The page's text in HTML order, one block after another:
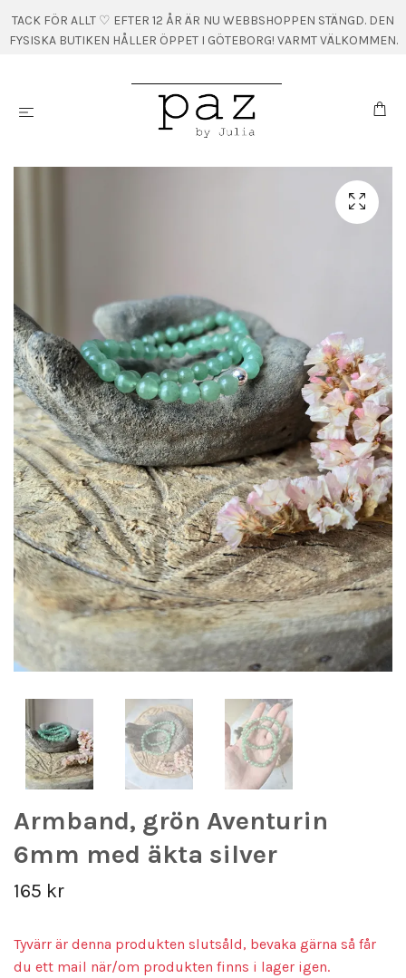
TACK FÖR ALLT ♡ EFTER 12 ÅR ÄR NU WEBBSHOPPEN STÄNGD. DEN
FYSISKA BUTIKEN HÅLLER ÖPPET I GÖTEBORG! VARMT VÄLKOMMEN.
Armband, grön Aventurin
6mm med äkta silver
165 kr
Tyvärr är denna produkten slutsåld, bevaka gärna så får
du ett mail när/om produkten finns i lager igen.